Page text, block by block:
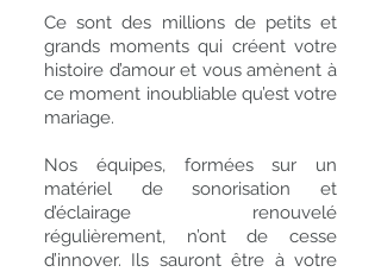
Ce sont des millions de petits et
grands moments qui créent votre
histoire d’amour et vous amènent à
ce moment inoubliable qu’est votre
mariage.
Nos équipes, formées sur un
matériel de sonorisation et
d’éclairage renouvelé
régulièrement, n’ont de cesse
d’innover. Ils sauront être à votre